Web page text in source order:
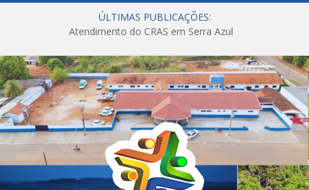
ÚLTIMAS PUBLICAÇÕES:
Atendimento do CRAS em Serra Azul